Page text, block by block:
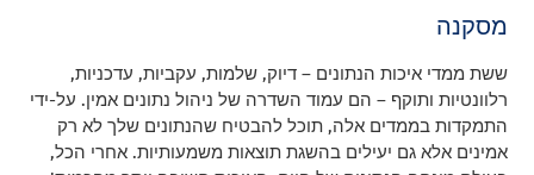
מסקנה
ששת ממדי איכות הנתונים – דיוק, שלמות, עקביות, עדכניות,
רלוונטיות ותוקף – הם עמוד השדרה של ניהול נתונים אמין. על-ידי
התמקדות בממדים אלה, תוכל להבטיח שהנתונים שלך לא רק
אמינים אלא גם יעילים בהשגת תוצאות משמעותיות. אחרי הכל,